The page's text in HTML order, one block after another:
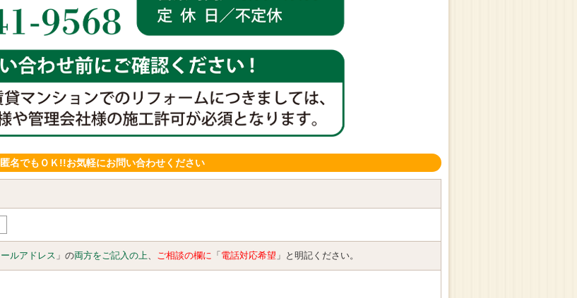
匿名でもＯＫ!!お気軽にお問い合わせください
ールアドレス 」の両方をご記入の上、 ご相談の欄に 「 電話対応希望 」と明記ください。